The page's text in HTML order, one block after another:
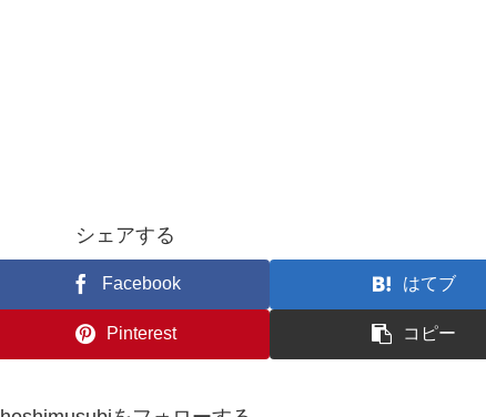
シェアする
Facebook はてブ
Pinterest コピー